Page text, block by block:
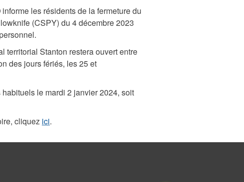
informe les résidents de la fermeture du
(CSPY) du 4 décembre 2023
territorial Stanton restera ouvert entre
des jours fériés, les 25 et
le mardi 2 janvier 2024, soit
cliquez ici.